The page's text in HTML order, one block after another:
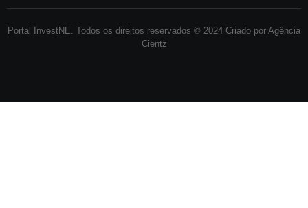
Portal InvestNE. Todos os direitos reservados © 2024 Criado por Agência
Cientz